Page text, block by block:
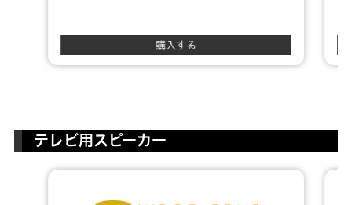
購入する
テレビ用スピーカー